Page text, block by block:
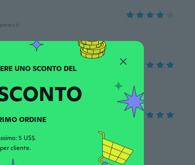
,❤❤❤linda demais ❤❤❤
ORDINE
5 US$.
cliente.